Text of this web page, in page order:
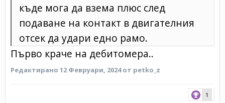
къде мога да взема плюс след
подаване на контакт в двигателния
отсек да удари едно рамо.
Първо краче на дебитомера..
Редактирано 12 Февруари, 2024от petko_z
1